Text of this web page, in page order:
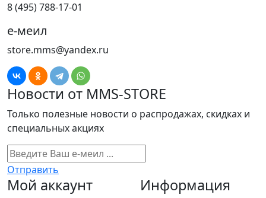
8 (495) 788-17-01
е-меил
store.mms@yandex.ru
Новости от MMS-STORE
Только полезные новости о распродажах, скидках и
специальных акциях
Отправить
Мой аккаунт Информация